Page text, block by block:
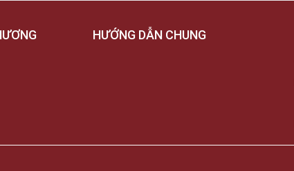
HƯỚNG DẪN CHUNG